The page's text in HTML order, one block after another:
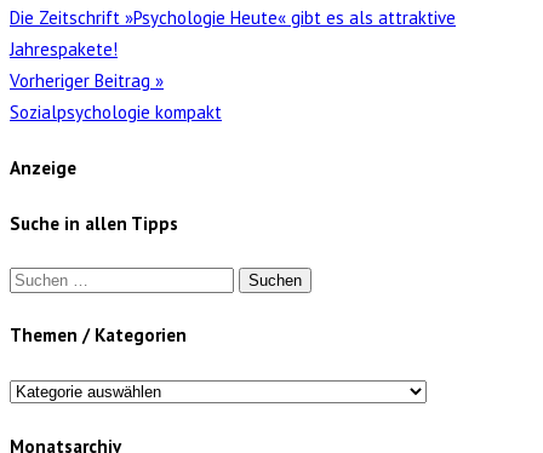
Die Zeitschrift »Psychologie Heute« gibt es als attraktive
Jahrespakete!
Vorheriger Beitrag »
Sozialpsychologie kompakt
Anzeige
Suche in allen Tipps
Suchen
Themen / Kategorien
Themen
Monatsarchiv